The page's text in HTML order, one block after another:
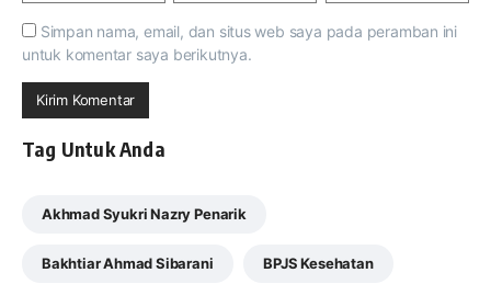
Simpan nama, email, dan situs web saya pada peramban ini
untuk komentar saya berikutnya.
Tag Untuk Anda
Akhmad Syukri Nazry Penarik
Bakhtiar Ahmad Sibarani BPJS Kesehatan